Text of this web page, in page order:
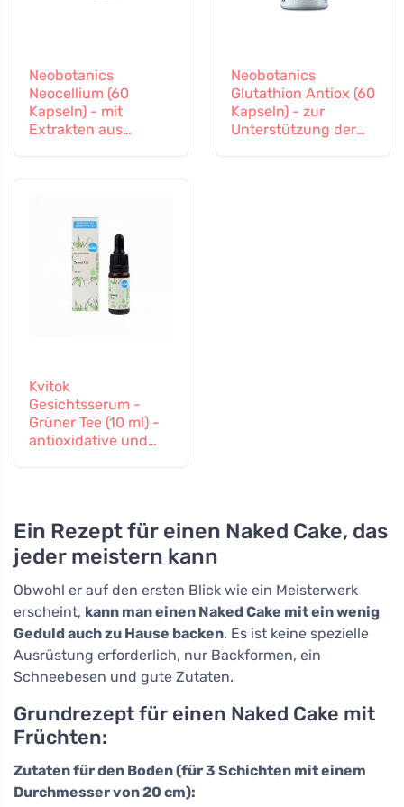
Neobotanics
Neocellium (60
Kapseln) - mit
Extrakten aus
Neobotanics
Glutathion Antiox (60
Kapseln) - zur
Unterstützung der
Kvitok
Gesichtsserum -
Grüner Tee (10 ml) -
antioxidative und
Ein Rezept für einen Naked Cake, das
jeder meistern kann
Obwohl er auf den ersten Blick wie ein Meisterwerk
erscheint, kann man einen Naked Cake mit ein wenig
Geduld auch zu Hause backen. Es ist keine spezielle
Ausrüstung erforderlich, nur Backformen, ein
Schneebesen und gute Zutaten.
Grundrezept für einen Naked Cake mit
Früchten:
Zutaten für den Boden (für 3 Schichten mit einem
Durchmesser von 20 cm):